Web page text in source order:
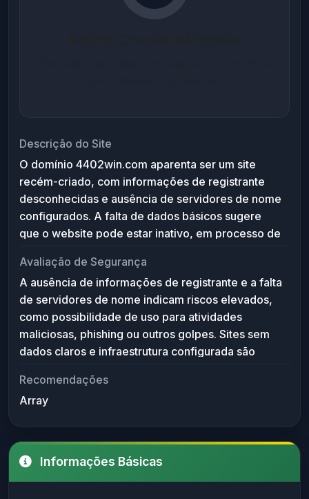
Descrição do Site
O domínio 4402win.com aparenta ser um site
recém-criado, com informações de registrante
desconhecidas e ausência de servidores de nome
configurados. A falta de dados básicos sugere
que o website pode estar inativo, em processo de
reservado para uso futuro. Sem conteúdo
acessível ou histórico, não é possível definir uma
função ou serviço específico oferecido por este
domínio.
Avaliação de Segurança
A ausência de informações de registrante e a falta
de servidores de nome indicam riscos elevados,
como possibilidade de uso para atividades
maliciosas, phishing ou outros golpes. Sites sem
dados claros e infraestrutura configurada são
Recomenda-se cautela ao acessar este domínio,
evitar o fornecimento de dados pessoais e
Recomendações
Array
Informações Básicas